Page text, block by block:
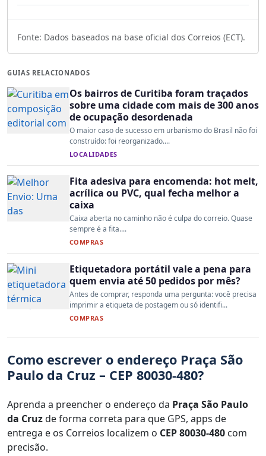
Fonte: Dados baseados na base oficial dos Correios (ECT).
GUIAS RELACIONADOS
Os bairros de Curitiba foram traçados
sobre uma cidade com mais de 300 anos
de ocupação desordenada
O maior caso de sucesso em urbanismo do Brasil não foi
construído: foi reorganizado....
LOCALIDADES
Fita adesiva para encomenda: hot melt,
acrílica ou PVC, qual fecha melhor a
caixa
Caixa aberta no caminho não é culpa do correio. Quase
sempre é a fita....
COMPRAS
Etiquetadora portátil vale a pena para
quem envia até 50 pedidos por mês?
Antes de comprar, responda uma pergunta: você precisa
imprimir a etiqueta de postagem ou só identifi...
COMPRAS
Como escrever o endereço Praça São
Paulo da Cruz – CEP 80030-480?
Aprenda a preencher o endereço da Praça São Paulo
da Cruzde forma correta para que GPS, apps de
entrega e os Correios localizem o CEP 80030-480 com
precisão.